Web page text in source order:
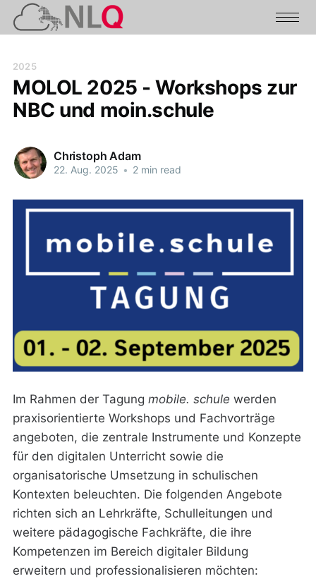
2025
MOLOL 2025 - Workshops zur
NBC und moin.schule
Christoph Adam
22. Aug. 2025 • 2 min read
Im Rahmen der Tagung mobile. schule werden
praxisorientierte Workshops und Fachvorträge
angeboten, die zentrale Instrumente und Konzepte
für den digitalen Unterricht sowie die
organisatorische Umsetzung in schulischen
Kontexten beleuchten. Die folgenden Angebote
richten sich an Lehrkräfte, Schulleitungen und
weitere pädagogische Fachkräfte, die ihre
Kompetenzen im Bereich digitaler Bildung
erweitern und professionalisieren möchten: